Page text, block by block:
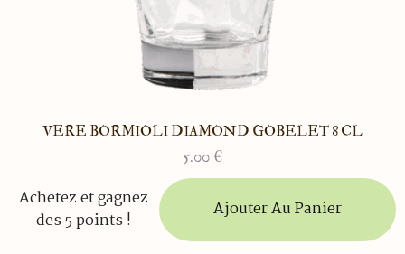
VERE BORMIOLI DIAMOND GOBELET 8 CL
5.00 €
Achetez et gagnez
des 5 points !
Ajouter Au Panier